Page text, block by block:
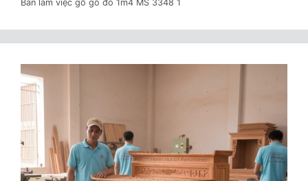
Bàn làm việc gỗ gõ đỏ 1m4 MS 3348 1